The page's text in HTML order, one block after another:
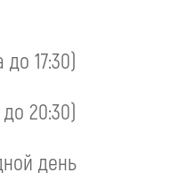
до 17:30)
до 20:30)
день